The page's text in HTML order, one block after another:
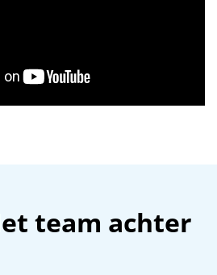
team achter